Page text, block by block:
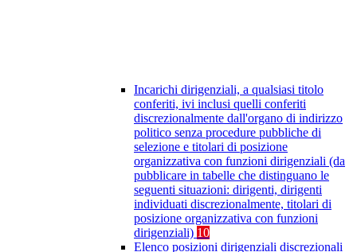
Incarichi dirigenziali, a qualsiasi titolo
conferiti, ivi inclusi quelli conferiti
discrezionalmente dall'organo di indirizzo
politico senza procedure pubbliche di
selezione e titolari di posizione
organizzativa con funzioni dirigenziali (da
pubblicare in tabelle che distinguano le
seguenti situazioni: dirigenti, dirigenti
individuati discrezionalmente, titolari di
posizione organizzativa con funzioni
dirigenziali) 10
Elenco posizioni dirigenziali discrezionali